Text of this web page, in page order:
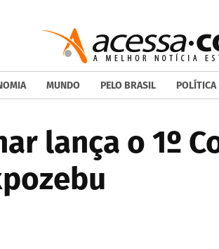
MUNDO PELO BRASIL POLÍTICA
lança o 1º